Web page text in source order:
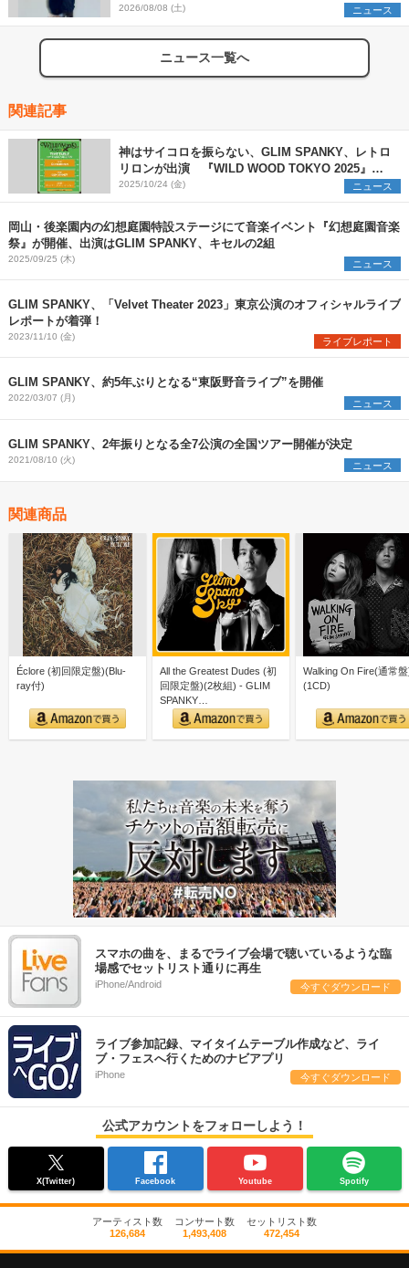
2026/08/08 (土) ニュース
ニュース一覧へ
関連記事
神はサイコロを振らない、GLIM SPANKY、レトロ
リロンが出演 『WILD WOOD TOKYO 2025』の
タイムテーブルを発表
2025/10/24 (金) ニュース
岡山・後楽園内の幻想庭園特設ステージにて音楽イベント『幻想庭園音楽
祭』が開催、出演はGLIM SPANKY、キセルの2組
2025/09/25 (木) ニュース
GLIM SPANKY、「Velvet Theater 2023」東京公演のオフィシャルライブ
レポートが着弾！
2023/11/10 (金) ライブレポート
GLIM SPANKY、約5年ぶりとなる“東阪野音ライブ”を開催
2022/03/07 (月) ニュース
GLIM SPANKY、2年振りとなる全7公演の全国ツアー開催が決定
2021/08/10 (火) ニュース
関連商品
Éclore (初回限定盤)(Blu-
ray付)
All the Greatest Dudes (初
回限定盤)(2枚組) - GLIM
SPANKY…
Walking On Fire(通常
(1CD)
スマホの曲を、まるでライブ会場で聴いているような臨
場感でセットリスト通りに再生
iPhone/Android 今すぐダウンロード
ライブ参加記録、マイタイムテーブル作成など、ライ
ブ・フェスへ行くためのナビアプリ
iPhone 今すぐダウンロード
公式アカウントをフォローしよう！
X(Twitter) Facebook Youtube Spotify
アーティスト数
126,684
コンサート数
1,493,408
セットリスト数
472,454